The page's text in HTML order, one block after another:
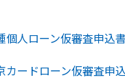
個人ローン仮審査申込
カードローン仮審査申